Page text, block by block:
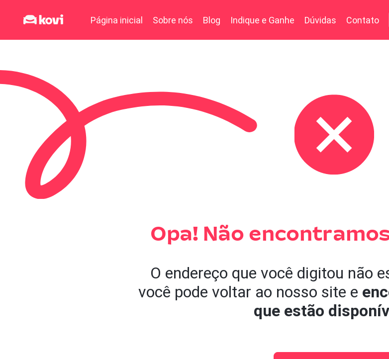
Página inicial Sobre nós Blog Indique e Ganhe Dúvidas Contato
Opa! Não
O endereço que você digitou não
você pode voltar ao nosso site e
que estão